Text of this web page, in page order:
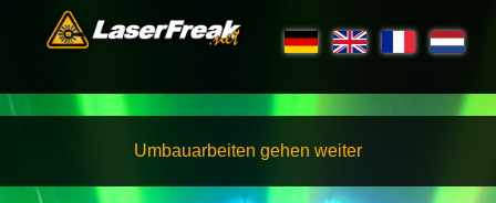
Umbauarbeiten gehen weiter